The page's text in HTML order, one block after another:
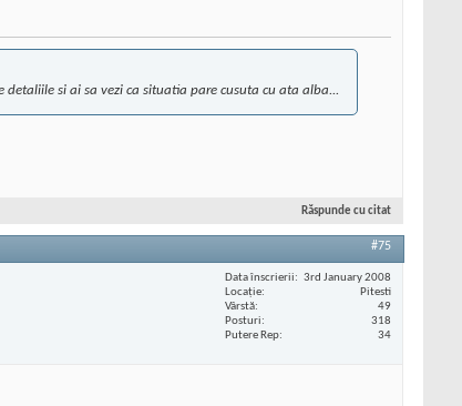
si ai sa vezi ca situatia pare cusuta cu ata alba...
Răspunde cu citat
#75
Data înscrierii
3rd January 2008
Locaţie
Pitesti
Vârstă
49
Posturi
318
Putere Rep
34